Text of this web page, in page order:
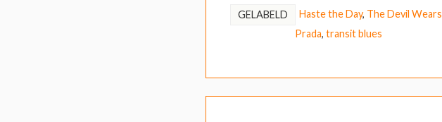
GELABELD Haste the Day, The Devil Wears
Prada, transit blues